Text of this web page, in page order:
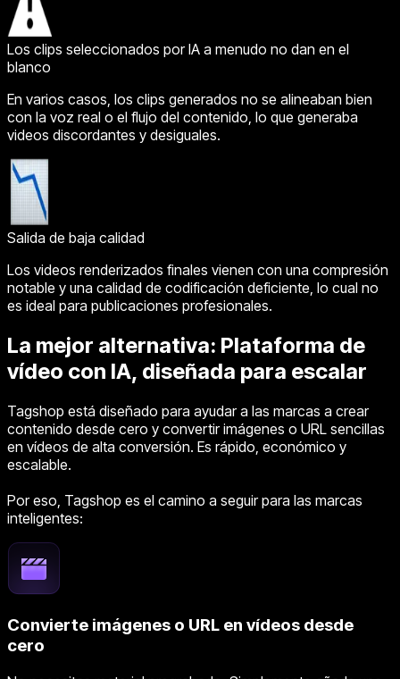
Los clips seleccionados por IA a menudo no dan en el
blanco
En varios casos, los clips generados no se alineaban bien
con la voz real o el flujo del contenido, lo que generaba
videos discordantes y desiguales.
Salida de baja calidad
Los videos renderizados finales vienen con una compresión
notable y una calidad de codificación deficiente, lo cual no
es ideal para publicaciones profesionales.
La mejor alternativa: Plataforma de
vídeo con IA, diseñada para escalar
Tagshop está diseñado para ayudar a las marcas a crear
contenido desde cero y convertir imágenes o URL sencillas
en vídeos de alta conversión. Es rápido, económico y
escalable.
Por eso, Tagshop es el camino a seguir para las marcas
inteligentes:
Convierte imágenes o URL en vídeos desde
cero